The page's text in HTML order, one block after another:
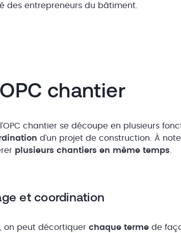
des entrepreneurs du bâtiment.
chantier
chantier se découpe en plusieurs
d’un projet de construction. À
plusieurs chantiers en même temps
et coordination
on peut décortiquer chaque terme de